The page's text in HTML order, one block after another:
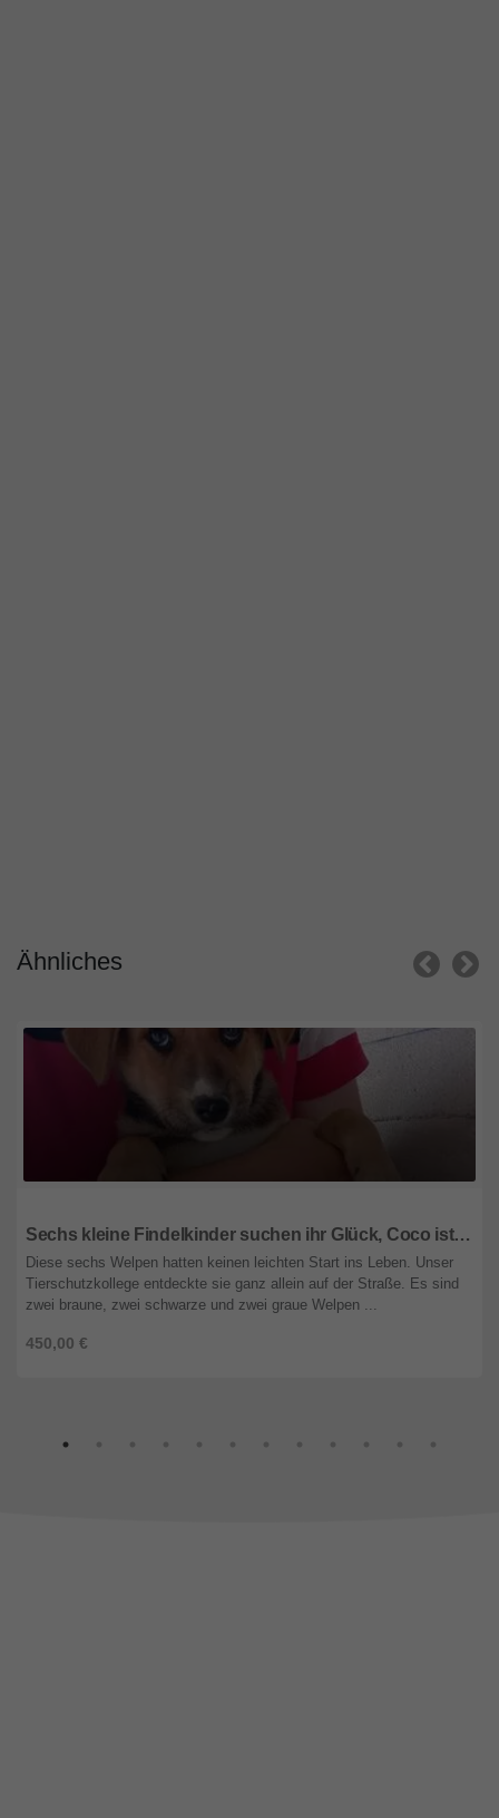
Ähnliches
Sechs kleine Findelkinder suchen ihr Glück, Coco ist eine davon
450,00 €
Diese sechs Welpen hatten keinen leichten Start ins Leben. Unser
Tierschutzkollege entdeckte sie ganz allein auf der Straße. Es sind
zwei braune, zwei schwarze und zwei graue Welpen ...